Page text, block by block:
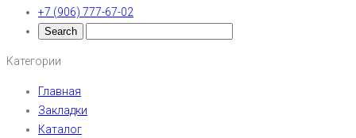
+7 (906) 777-67-02
Категории
Главная
Закладки
Каталог